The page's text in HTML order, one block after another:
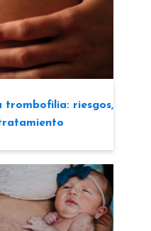
trombofilia: riesgos,